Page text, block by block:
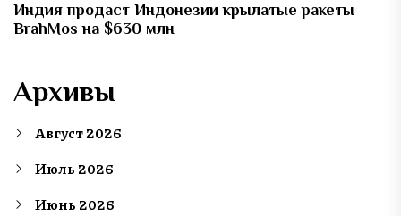
Индия продаст Индонезии крылатые ракеты
BrahMos на $630 млн
Архивы
Август 2026
Июль 2026
Июнь 2026